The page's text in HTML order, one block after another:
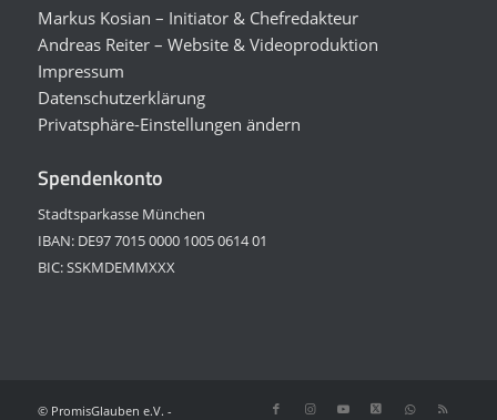
Markus Kosian – Initiator & Chefredakteur
Andreas Reiter – Website & Videoproduktion
Impressum
Datenschutzerklärung
Privatsphäre-Einstellungen ändern
Spendenkonto
Stadtsparkasse München
IBAN: DE97 7015 0000 1005 0614 01
BIC: SSKMDEMMXXX
© PromisGlauben e.V. -